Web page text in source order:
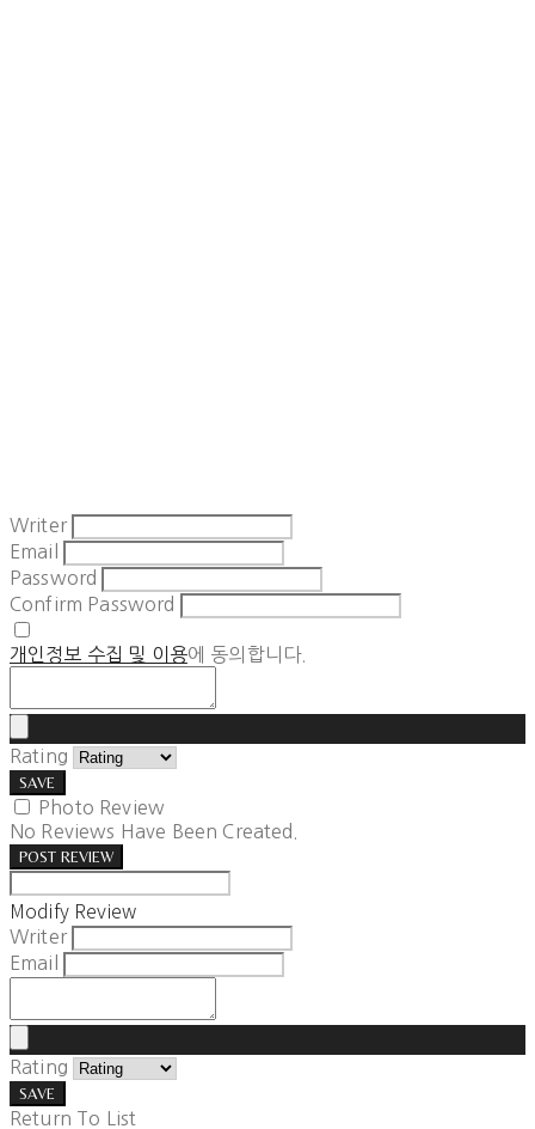
Writer
Email
Password
Confirm Password
개인정보 수집 및 이용에 동의합니다.
Rating
SAVE
Photo Review
No Reviews Have Been Created.
POST REVIEW
Modify Review
Writer
Email
Rating
SAVE
Return To List